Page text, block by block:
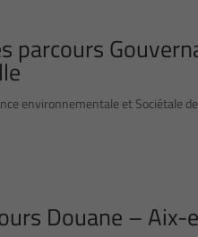
parcours
environnementale et Sociétale
Douane – Aix-